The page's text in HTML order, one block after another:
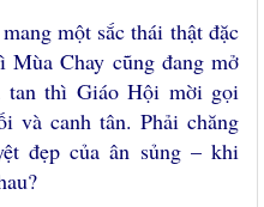
một sắc thái thật đặc
Mùa Chay cũng đang mở
tan thì Giáo Hội mời gọi
và canh tân. Phải chăng
đẹp của ân sủng – khi